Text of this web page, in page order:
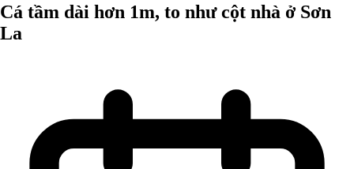
Cá tầm dài hơn 1m, to như cột nhà ở Sơn
La